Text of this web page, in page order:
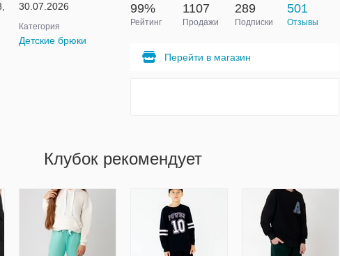
30.07.2026
Категория
Детские брюки
99%
Рейтинг
1107
Продажи
289
Подписки
501
Отзывы
Перейти в магазин
Клубок рекомендует